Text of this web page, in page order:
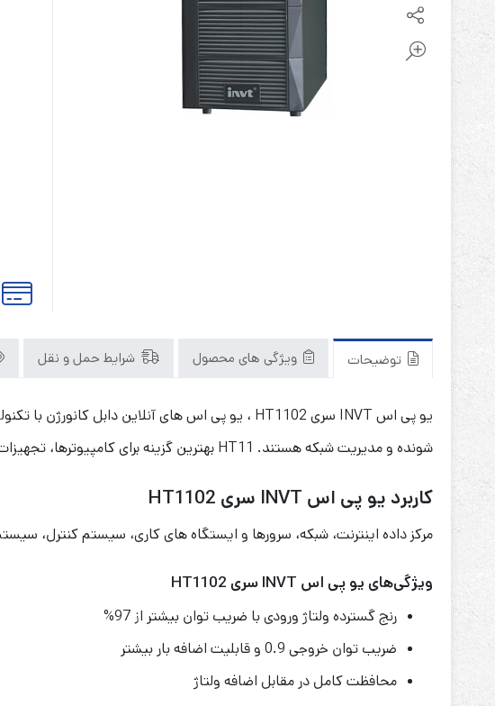
باتری آلکالاین
روش های تخلیه
توضیحات ویژگی های محصول شرایط حمل و نقل
شونده و مدیریت شبکه هستند. HT11 بهترین گزینه برای کامپیوترها، تجهیزات مخابراتی و سایر دستگاه های حساس است.
کاربرد یو پی اس INVT سری HT1102
مرکز داده اینترنت، شبکه، سرورها و ایستگاه های کاری، سیستم کنترل، سیستم
ویژگی‌های یو پی اس INVT سری HT1102
رنج گسترده ولتاژ ورودی با ضریب توان بیشتر از 97%
ضریب توان خروجی 0.9 و قابلیت اضافه بار بیشتر
محافظت کامل در مقابل اضافه ولتاژ